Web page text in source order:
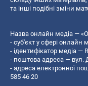
та інші подібні зміни
Назва онлайн медіа —
- суб'єкт у сфері онлайн
- ідентифікатор медіа —
- поштова адреса — вул.
- адреса електронної
585 46 20